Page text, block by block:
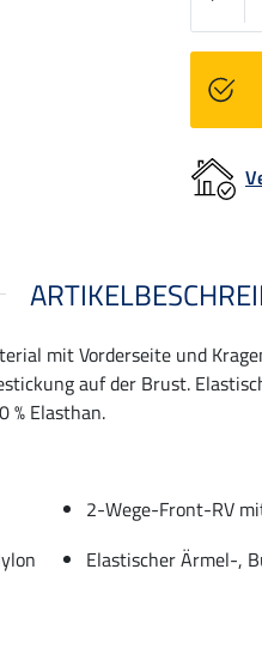
mit Vorderseite und
auf der Brust.
% Elasthan.
2-Wege-Front-RV
Elastischer Ärmel-,